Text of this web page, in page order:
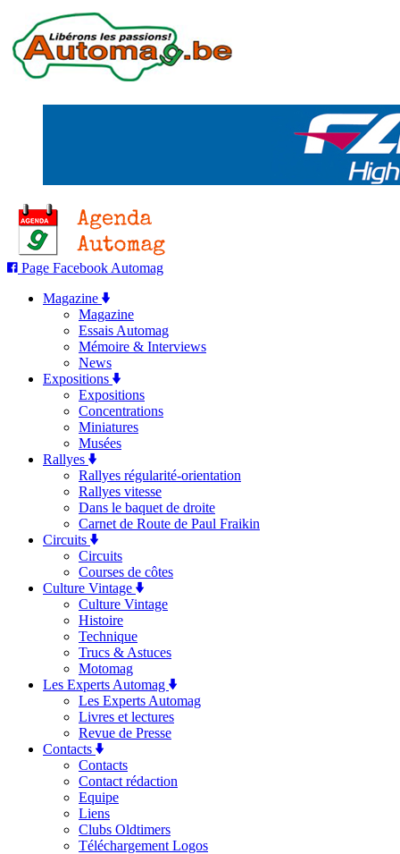
Page Facebook Automag
Magazine
Magazine
Essais Automag
Mémoire & Interviews
News
Expositions
Expositions
Concentrations
Miniatures
Musées
Rallyes
Rallyes régularité-orientation
Rallyes vitesse
Dans le baquet de droite
Carnet de Route de Paul Fraikin
Circuits
Circuits
Courses de côtes
Culture Vintage
Culture Vintage
Histoire
Technique
Trucs & Astuces
Motomag
Les Experts Automag
Les Experts Automag
Livres et lectures
Revue de Presse
Contacts
Contacts
Contact rédaction
Equipe
Liens
Clubs Oldtimers
Téléchargement Logos